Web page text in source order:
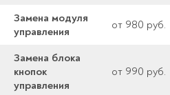
Замена модуля
управления
от 980 руб.
Замена блока
кнопок
управления
от 990 руб.